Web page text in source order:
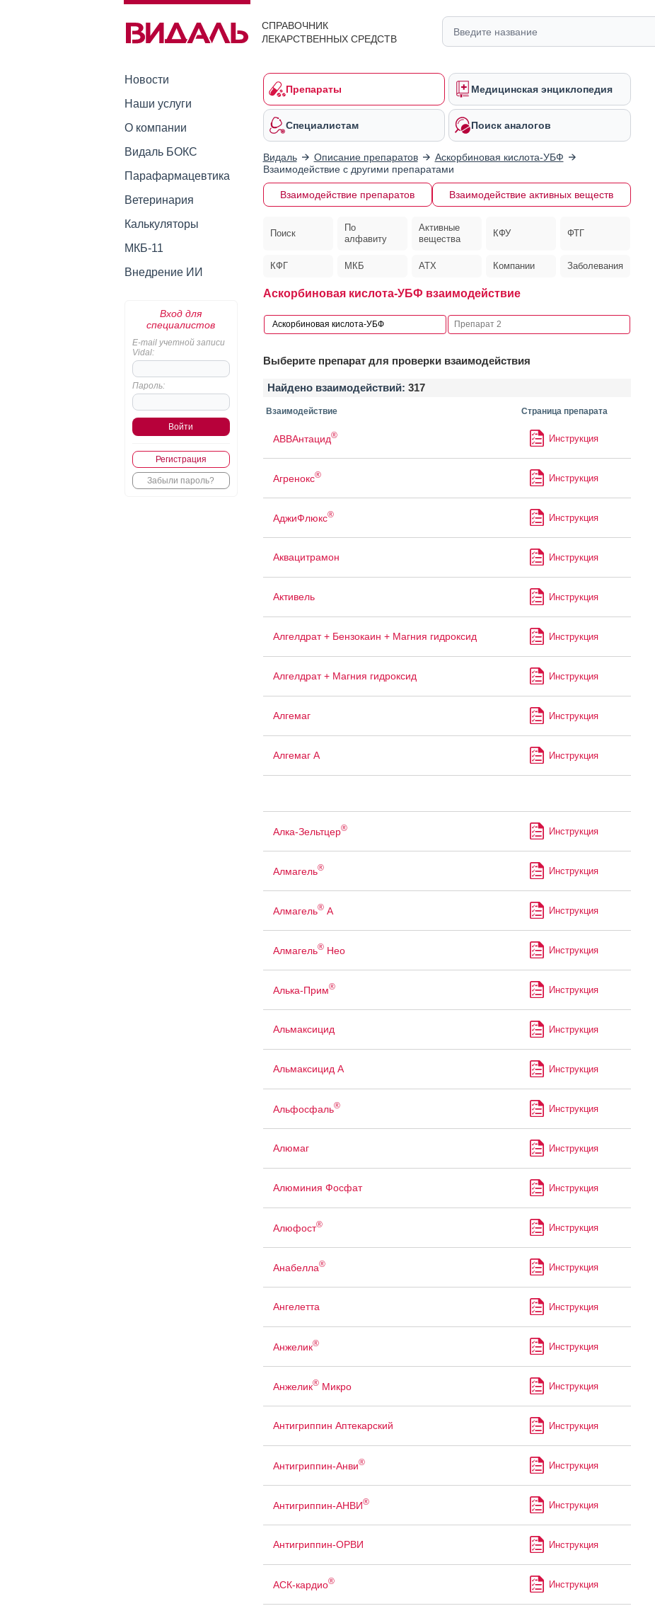
СПРАВОЧНИК
ЛЕКАРСТВЕННЫХ СРЕДСТВ
Новости
Наши услуги
О компании
Видаль БОКС
Парафармацевтика
Ветеринария
Калькуляторы
МКБ-11
Внедрение ИИ
Вход для
специалистов
E-mail учетной записи
Vidal:
Пароль:
Регистрация
Забыли пароль?
Препараты Медицинская энциклопедия
Специалистам Поиск аналогов
Видаль Описание препаратов
Аскорбиновая кислота-УБФ
Взаимодействие с другими препаратами
Взаимодействие препаратов Взаимодействие активных веществ
Поиск
По
алфавиту
Активные
вещества
КФУ ФТГ
КФГ МКБ АТХ Компании Заболевания
Аскорбиновая кислота-УБФ взаимодействие
Выберите препарат для проверки взаимодействия
Найдено взаимодействий: 317
Взаимодействие Страница препарата
АВВАнтацид® Инструкция
Агренокс® Инструкция
АджиФлюкс® Инструкция
Аквацитрамон Инструкция
Активель Инструкция
Алгелдрат + Бензокаин + Магния гидроксид Инструкция
Алгелдрат + Магния гидроксид Инструкция
Алгемаг Инструкция
Алгемаг А Инструкция
Алка-Зельтцер® Инструкция
Алмагель® Инструкция
Алмагель®А Инструкция
Алмагель®Нео Инструкция
Алька-Прим® Инструкция
Альмаксицид Инструкция
Альмаксицид А Инструкция
Альфосфаль® Инструкция
Алюмаг Инструкция
Алюминия Фосфат Инструкция
Алюфост® Инструкция
Анабелла® Инструкция
Ангелетта Инструкция
Анжелик® Инструкция
Анжелик®Микро Инструкция
Антигриппин Аптекарский Инструкция
Антигриппин-Анви® Инструкция
Антигриппин-АНВИ® Инструкция
Антигриппин-ОРВИ Инструкция
АСК-кардио® Инструкция